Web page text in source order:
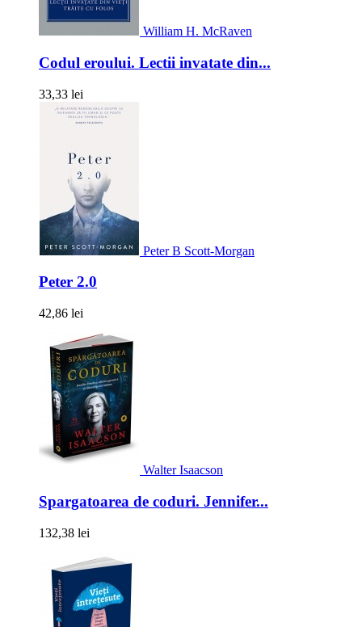
William H. McRaven
Codul eroului. Lectii invatate din...
33,33 lei
Peter B Scott-Morgan
Peter 2.0
42,86 lei
Walter Isaacson
Spargatoarea de coduri. Jennifer...
132,38 lei